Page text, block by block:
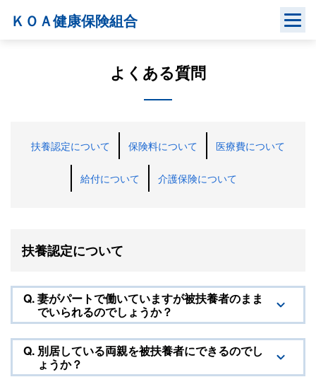
ＫＯＡ健康保険組合
よくある質問
扶養認定について 保険料について 医療費について
給付について 介護保険について
扶養認定について
Q.妻がパートで働いていますが被扶養者のまま
でいられるのでしょうか？
Q. 別居している両親を被扶養者にできるのでし
ょうか？